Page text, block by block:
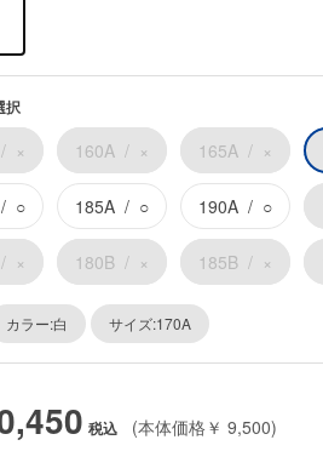
択
× 160A × 165A ×
○ 185A ○ 190A ○
× 180B × 185B ×
カラー:白 サイズ:170A
(本体価格￥ 9,500)